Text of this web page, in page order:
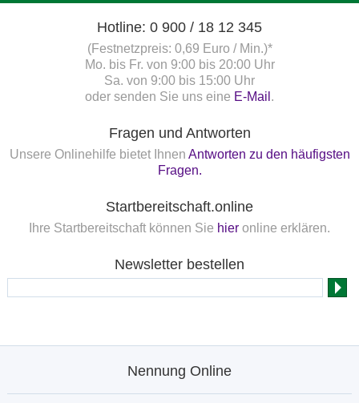
Hotline: 0 900 / 18 12 345
(Festnetzpreis: 0,69 Euro / Min.)*
Mo. bis Fr. von 9:00 bis 20:00 Uhr
Sa. von 9:00 bis 15:00 Uhr
oder senden Sie uns eine E-Mail .
Fragen und Antworten
Unsere Onlinehilfe bietet Ihnen Antworten zu den häufigsten
Fragen.
Startbereitschaft.online
Ihre Startbereitschaft können Sie hier online erklären.
Newsletter bestellen
Nennung Online